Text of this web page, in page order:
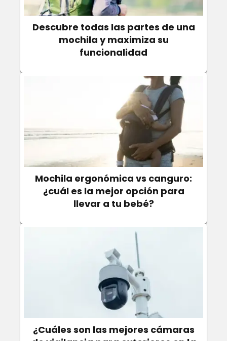
Descubre todas las partes de una
mochila y maximiza su
funcionalidad
Mochila ergonómica vs canguro:
¿cuál es la mejor opción para
llevar a tu bebé?
¿Cuáles son las mejores cámaras